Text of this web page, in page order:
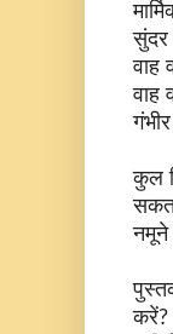
सुंदर
वाह
वाह
कुल
नमूने
करें?